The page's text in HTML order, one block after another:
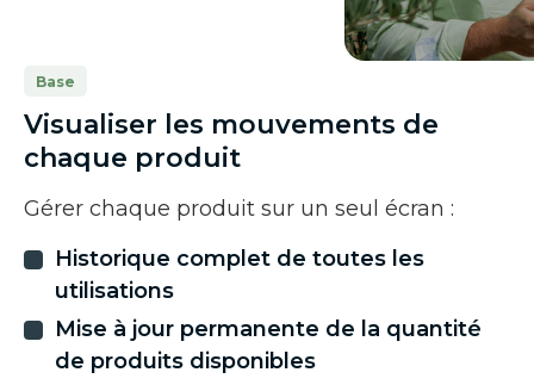
Base
Visualiser les mouvements de
chaque produit
Gérer chaque produit sur un seul écran :
Historique complet de toutes les
utilisations
Mise à jour permanente de la quantité
de produits disponibles